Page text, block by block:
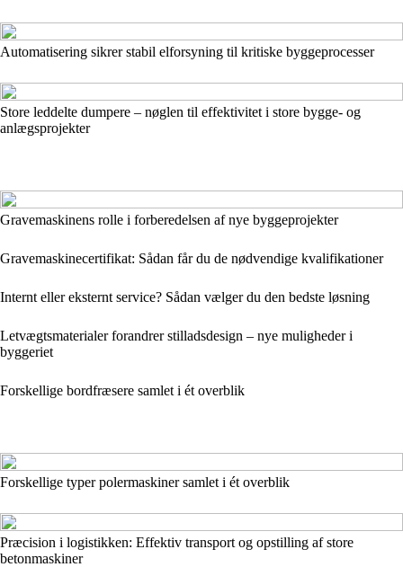
Automatisering sikrer stabil elforsyning til kritiske byggeprocesser
Store leddelte dumpere – nøglen til effektivitet i store bygge- og
anlægsprojekter
Gravemaskinens rolle i forberedelsen af nye byggeprojekter
Gravemaskinecertifikat: Sådan får du de nødvendige kvalifikationer
Internt eller eksternt service? Sådan vælger du den bedste løsning
Letvægtsmaterialer forandrer stilladsdesign – nye muligheder i
byggeriet
Forskellige bordfræsere samlet i ét overblik
Forskellige typer polermaskiner samlet i ét overblik
Præcision i logistikken: Effektiv transport og opstilling af store
betonmaskiner